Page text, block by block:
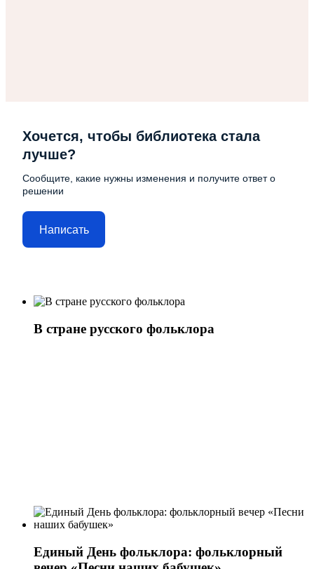
Хочется, чтобы библиотека стала
лучше?
Сообщите, какие нужны изменения и получите ответ о
решении
Написать
В стране русского фольклора
Единый День фольклора: фольклорный